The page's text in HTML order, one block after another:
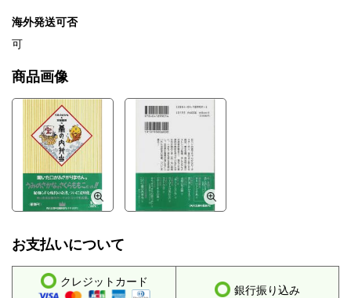
海外発送可否
可
商品画像
お支払いについて
クレジットカード
銀行振り込み